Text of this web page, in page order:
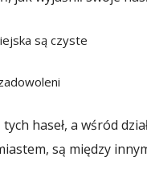
są czyste
haseł, a wśród
są między